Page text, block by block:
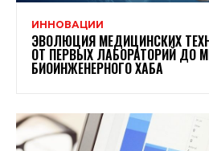
ИННОВАЦИИ
ЭВОЛЮЦИЯ МЕДИЦИНСКИХ
ОТ ПЕРВЫХ ЛАБОРАТОРИЙ ДО
БИОИНЖЕНЕРНОГО ХАБА